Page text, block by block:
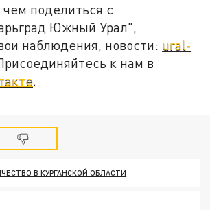
поделиться с
Южный Урал",
наблюдения, новости: ural-
к нам в
.
В КУРГАНСКОЙ ОБЛАСТИ